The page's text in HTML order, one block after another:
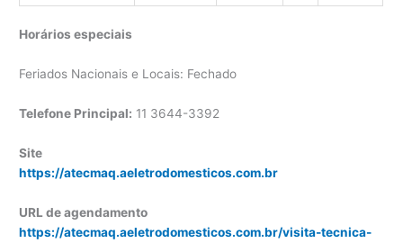
Horários especiais
Feriados Nacionais e Locais: Fechado
Telefone Principal: 11 3644-3392
Site
https://atecmaq.aeletrodomesticos.com.br
URL de agendamento
https://atecmaq.aeletrodomesticos.com.br/visita-tecnica-